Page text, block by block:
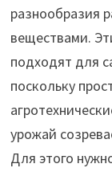
разнообразия
веществами.
подходят для
поскольку
урожай
Для этого